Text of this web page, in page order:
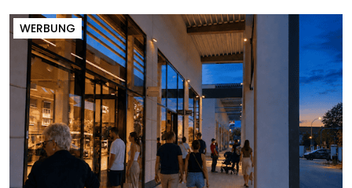
WERBUNG